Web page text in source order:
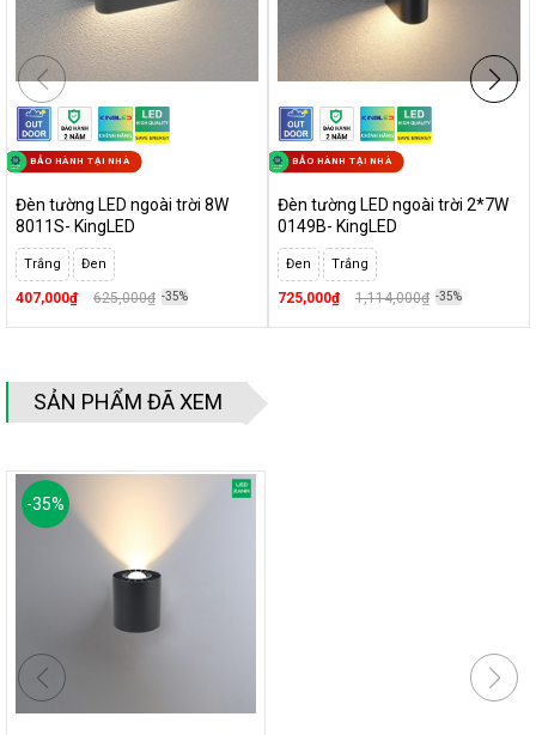
BẢO HÀNH TẠI NHÀ
Đèn tường LED ngoài trời 8W
8011S- KingLED
Trắng Đen
407,000₫ 625,000₫ -35%
BẢO HÀNH TẠI NHÀ
Đèn tường LED ngoài trời 2*7W
0149B- KingLED
Đen Trắng
725,000₫ 1,114,000₫ -35%
SẢN PHẨM ĐÃ XEM
-35%